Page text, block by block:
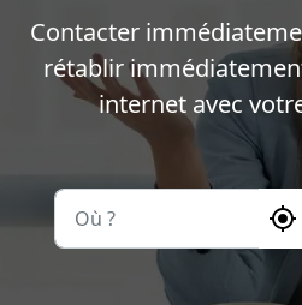
Contacter
rétablir
internet avec